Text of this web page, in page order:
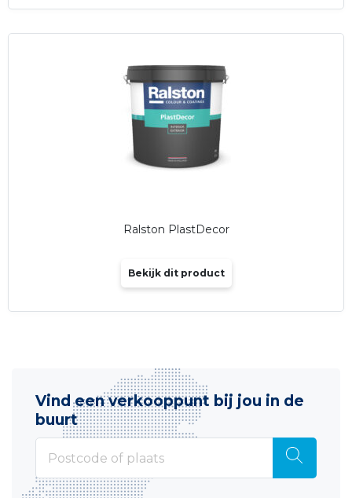
Ralston PlastDecor
Bekijk dit product
Vind een verkooppunt bij jou in de
buurt